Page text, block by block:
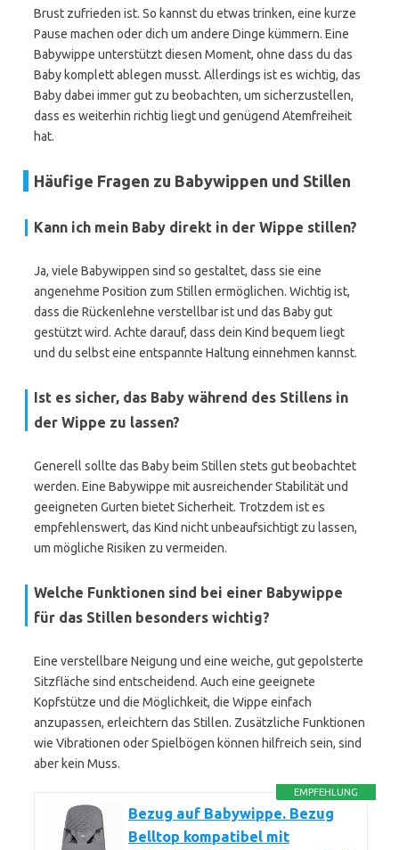
Brust zufrieden ist. So kannst du etwas trinken, eine kurze
Pause machen oder dich um andere Dinge kümmern. Eine
Babywippe unterstützt diesen Moment, ohne dass du das
Baby komplett ablegen musst. Allerdings ist es wichtig, das
Baby dabei immer gut zu beobachten, um sicherzustellen,
dass es weiterhin richtig liegt und genügend Atemfreiheit
hat.
Häufige Fragen zu Babywippen und Stillen
Kann ich mein Baby direkt in der Wippe stillen?
Ja, viele Babywippen sind so gestaltet, dass sie eine
angenehme Position zum Stillen ermöglichen. Wichtig ist,
dass die Rückenlehne verstellbar ist und das Baby gut
gestützt wird. Achte darauf, dass dein Kind bequem liegt
und du selbst eine entspannte Haltung einnehmen kannst.
Ist es sicher, das Baby während des Stillens in
der Wippe zu lassen?
Generell sollte das Baby beim Stillen stets gut beobachtet
werden. Eine Babywippe mit ausreichender Stabilität und
geeigneten Gurten bietet Sicherheit. Trotzdem ist es
empfehlenswert, das Kind nicht unbeaufsichtigt zu lassen,
um mögliche Risiken zu vermeiden.
Welche Funktionen sind bei einer Babywippe
für das Stillen besonders wichtig?
Eine verstellbare Neigung und eine weiche, gut gepolsterte
Sitzfläche sind entscheidend. Auch eine geeignete
Kopfstütze und die Möglichkeit, die Wippe einfach
anzupassen, erleichtern das Stillen. Zusätzliche Funktionen
wie Vibrationen oder Spielbögen können hilfreich sein, sind
aber kein Muss.
EMPFEHLUNG
Bezug auf Babywippe. Bezug
Belltop kompatibel mit